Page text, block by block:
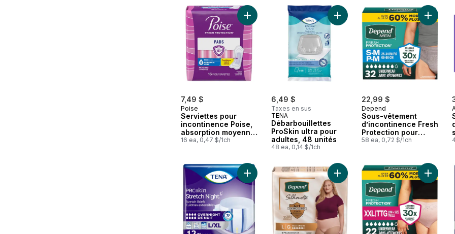
7,49 $
Poise
Serviettes pour
incontinence Poise,
absorption moyenne,
longues, 16
16 ea, 0,47 $/1ch
Ajouter Serviettes pour incontinence Poise, absorption
6,49 $
Taxes en sus
TENA
Débarbouillettes
ProSkin ultra pour
adultes, 48 unités
48 ea, 0,14 $/1ch
Ajouter Débarbouillettes ProSkin
22,99 $
Depend
Sous-vêtement
d’incontinence Fresh
Protection pour
hommes adultes,
maximal,
petite/moyenne
taille, gris, 32 unités
58 ea, 0,72 $/1ch
Ajouter
Ajouter Proskin Culottes ajustables pour incontinence Ajouter